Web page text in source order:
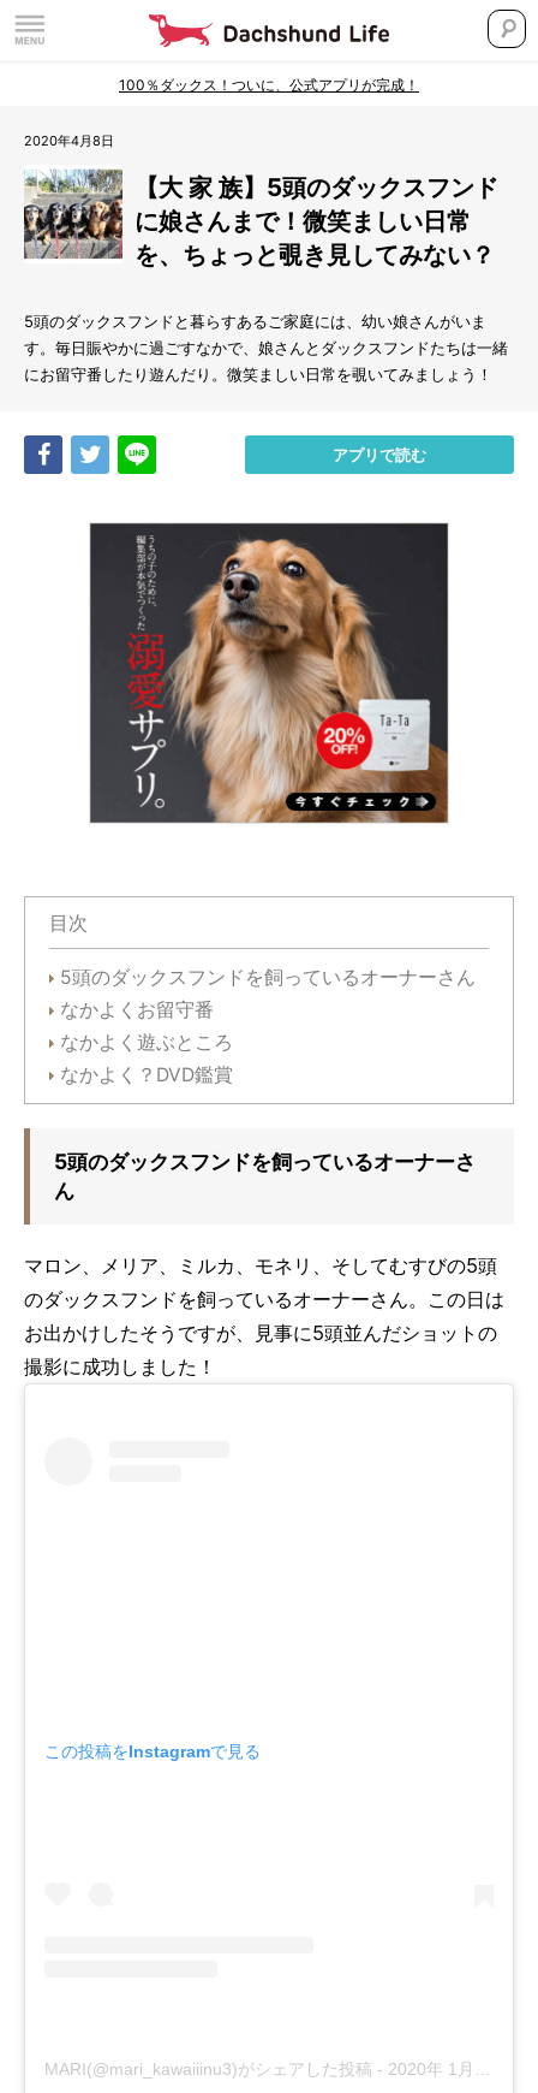
100％ダックス！ついに、公式アプリが完成！
2020年4月8日
【大 家 族】5頭のダックスフンド
に娘さんまで！微笑ましい日常
を、ちょっと覗き見してみない？
5頭のダックスフンドと暮らすあるご家庭には、幼い娘さんがいま
す。毎日賑やかに過ごすなかで、娘さんとダックスフンドたちは一緒
にお留守番したり遊んだり。微笑ましい日常を覗いてみましょう！
Share Tweet アプリで読む
目次
5頭のダックスフンドを飼っているオーナーさん
なかよくお留守番
なかよく遊ぶところ
なかよく？DVD鑑賞
5頭のダックスフンドを飼っているオーナーさ
ん
マロン、メリア、ミルカ、モネリ、そしてむすびの5頭
のダックスフンドを飼っているオーナーさん。この日は
お出かけしたそうですが、見事に5頭並んだショットの
撮影に成功しました！
この投稿をInstagramで見る
MARI(@mari_kawaiiinu3)がシェアした投稿 - 2020年 1月月19日午前3時44分PST